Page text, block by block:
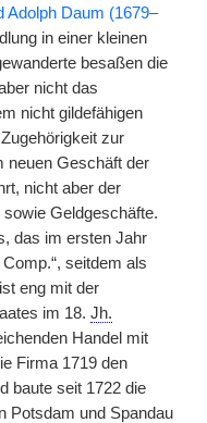
Adolph Daum (1679–
in einer kleinen
besaßen die
nicht das
nicht gildefähigen
zur
neuen Geschäft der
nicht aber der
Geldgeschäfte.
das im ersten Jahr
seitdem als
eng mit der
im 18. Jh.
Handel mit
Firma 1719 den
baute seit 1722 die
Potsdam und Spandau